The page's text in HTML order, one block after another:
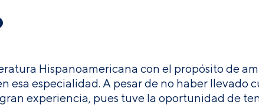
Hispanoamericana con el propósito de
esa especialidad. A pesar de no haber llevado
experiencia, pues tuve la oportunidad de